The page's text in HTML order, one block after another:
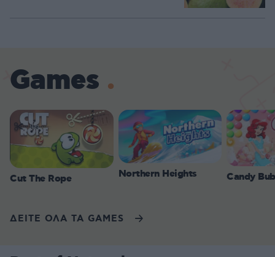
Games
Cut The Rope Northern Heights Candy
ΔΕΙΤΕ ΟΛΑ ΤΑ GAMES